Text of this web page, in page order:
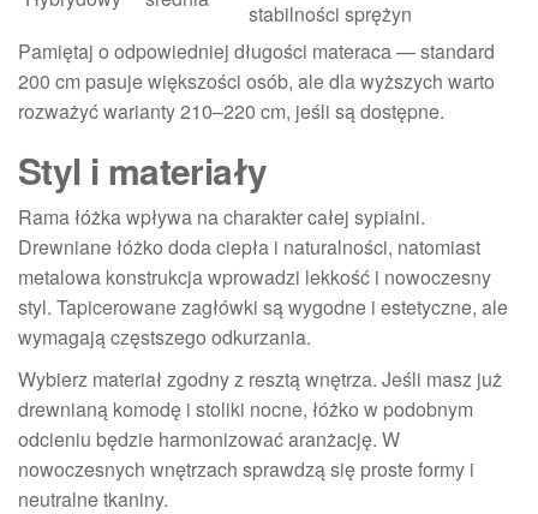
stabilności sprężyn
Pamiętaj o odpowiedniej długości materaca — standard
200 cm pasuje większości osób, ale dla wyższych warto
rozważyć warianty 210–220 cm, jeśli są dostępne.
Styl i materiały
Rama łóżka wpływa na charakter całej sypialni.
Drewniane łóżko doda ciepła i naturalności, natomiast
metalowa konstrukcja wprowadzi lekkość i nowoczesny
styl. Tapicerowane zagłówki są wygodne i estetyczne, ale
wymagają częstszego odkurzania.
Wybierz materiał zgodny z resztą wnętrza. Jeśli masz już
drewnianą komodę i stoliki nocne, łóżko w podobnym
odcieniu będzie harmonizować aranżację. W
nowoczesnych wnętrzach sprawdzą się proste formy i
neutralne tkaniny.